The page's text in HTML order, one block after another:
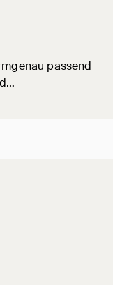
passend